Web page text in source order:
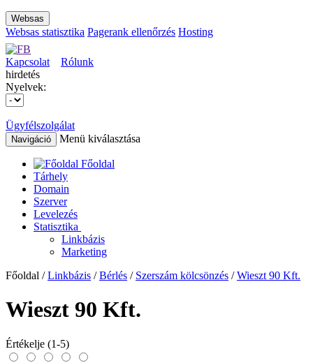
Websas
Websas statisztika Pagerank ellenőrzés Hosting
Kapcsolat
Rólunk
hirdetés
Nyelvek:
Ügyfélszolgálat
Navigáció Menü kiválasztása
Főoldal
Tárhely
Domain
Szerver
Levelezés
Statisztika
Linkbázis
Marketing
Főoldal /Linkbázis /Bérlés / Szerszám kölcsönzés /Wieszt 90 Kft.
Wieszt 90 Kft.
Értékelje (1-5)